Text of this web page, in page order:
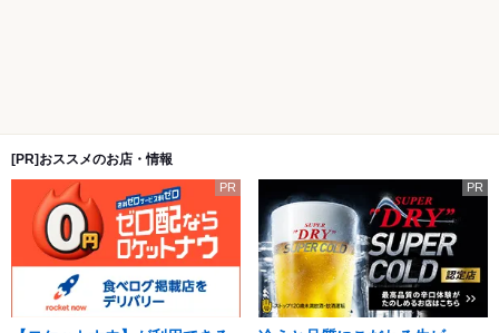
[PR]おススメのお店・情報
PR PR